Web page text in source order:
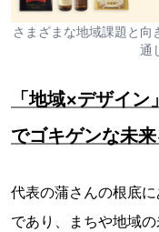
さまざまな地域課題と
通
「地域×デザイ
でゴキゲンな未来
代表の蒲さんの根底
であり、まちや地域